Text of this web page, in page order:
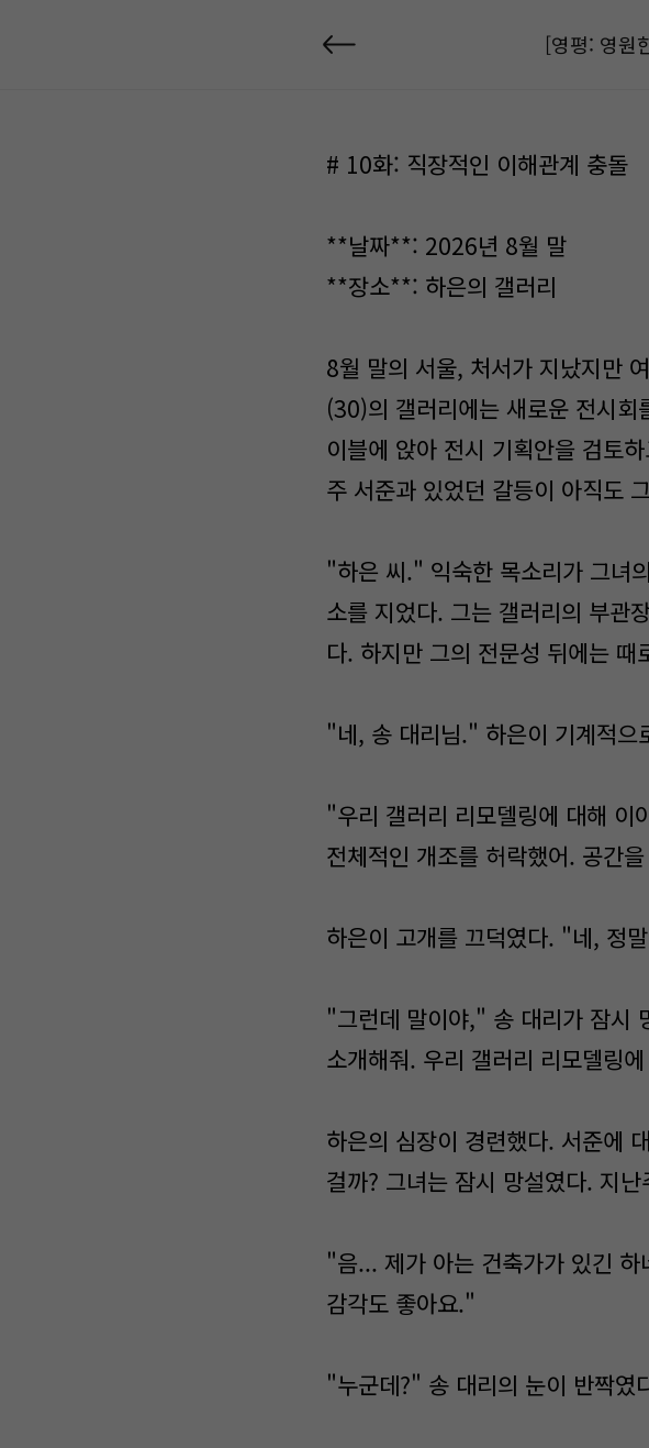
[영평: 영원
# 10화: 직장적인 이해관계 충돌
**날짜**: 2026년 8월 말
**장소**: 하은의 갤러리
8월 말의 서울, 처서가 지났지만
(30)의 갤러리에는 새로운 전시
이블에 앉아 전시 기획안을 검토
주 서준과 있었던 갈등이 아직도
"하은 씨." 익숙한 목소리가 그녀
소를 지었다. 그는 갤러리의 부관
다. 하지만 그의 전문성 뒤에는
"네, 송 대리님." 하은이 기계적으
"우리 갤러리 리모델링에 대해
전체적인 개조를 허락했어. 공간
하은이 고개를 끄덕였다. "네, 정
"그런데 말이야," 송 대리가 잠시
소개해줘. 우리 갤러리 리모델링
하은의 심장이 경련했다. 서준에
걸까? 그녀는 잠시 망설였다. 지
"음... 제가 아는 건축가가 있긴
감각도 좋아요."
"누군데?" 송 대리의 눈이 반짝였